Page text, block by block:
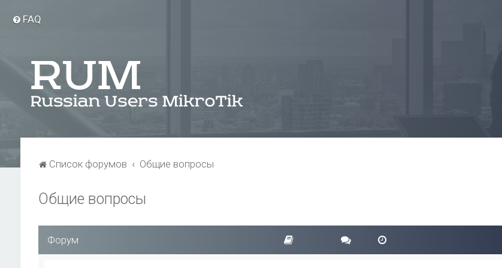
FAQ
Список форумов Общие вопросы
Общие вопросы
Форум